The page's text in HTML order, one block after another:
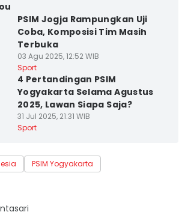
PSIM Jogja Rampungkan Uji
Coba, Komposisi Tim Masih
Terbuka
03 Agu 2025, 12:52 WIB
Sport
4 Pertandingan PSIM
Yogyakarta Selama Agustus
2025, Lawan Siapa Saja?
31 Jul 2025, 21:31 WIB
Sport
PSIM Yogyakarta